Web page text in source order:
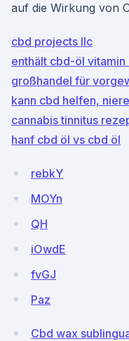
auf die Wirkung von
cbd projects llc
enthält cbd-öl vitamin
großhandel für
kann cbd helfen,
cannabis tinnitus
hanf cbd öl vs cbd öl
rebkY
MOYn
QH
iOwdE
fvGJ
Paz
Cbd wax